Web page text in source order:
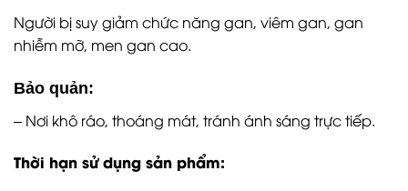
Người bị suy giảm chức năng gan, viêm gan, gan
nhiễm mỡ, men gan cao.
Bảo quản:
– Nơi khô ráo, thoáng mát, tránh ánh sáng trực tiếp.
Thời hạn sử dụng sản phẩm: